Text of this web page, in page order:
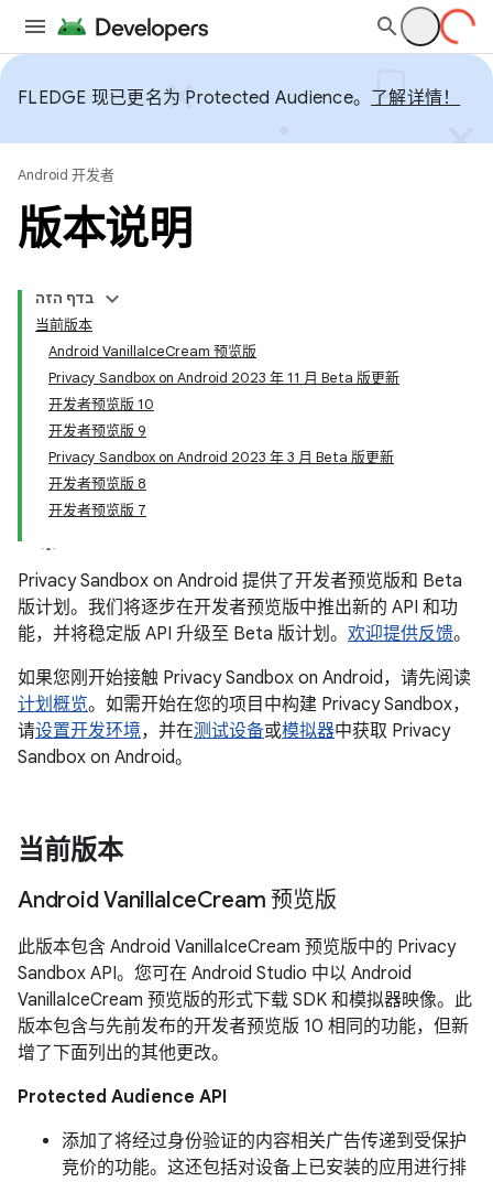
FLEDGE 现已更名为 Protected Audience。 了解详情！
Android 开发者
版本说明
בדף הזה
当前版本
Android VanillaIceCream 预览版
Privacy Sandbox on Android 2023 年 11 月 Beta 版更新
开发者预览版 10
开发者预览版 9
Privacy Sandbox on Android 2023 年 3 月 Beta 版更新
开发者预览版 8
开发者预览版 7
Privacy Sandbox on Android 提供了开发者预览版和 Beta
版计划。我们将逐步在开发者预览版中推出新的 API 和功
能，并将稳定版 API 升级至 Beta 版计划。 欢迎提供反馈。
如果您刚开始接触 Privacy Sandbox on Android，请先阅读
计划概览。如需开始在您的项目中构建 Privacy Sandbox，
请设置开发环境，并在测试设备或模拟器中获取 Privacy
Sandbox on Android。
当前版本
Android VanillaIceCream 预览版
此版本包含 Android VanillaIceCream 预览版中的 Privacy
Sandbox API。您可在 Android Studio 中以 Android
VanillaIceCream 预览版的形式下载 SDK 和模拟器映像。此
版本包含与先前发布的开发者预览版 10 相同的功能，但新
增了下面列出的其他更改。
Protected Audience API
添加了将经过身份验证的内容相关广告传递到受保护
竞价的功能。这还包括对设备上已安装的应用进行排